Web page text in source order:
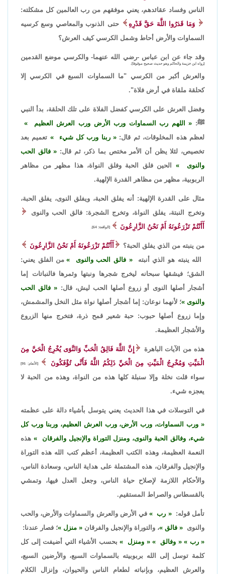
الناس وفساد عقائدهم، يعني موفقهم من رب العالمين كل مشكلته:
وَمَا قَدَرُوا اللَّهَ حَقَّ قَدْرِهِ
حتى الذنوب والمعاصي وسع كرسيه
السماوات والأرض أحاط وشمل الكرسي كيف العرش؟
وقد جاء عن ابن عباس -رضي الله عنهما- والكرسي موضع القدمين
[رواه ابن خزيمة والحاكم وهو حديث صحيح موقوفا].
والعرش أكبر من الكرسي "ما السماوات السبع في الكرسي إلا
كحلقة ملقاة في أرض فلاة".
وفضل العرش على الكرسي كفضل الفلاة على تلك الحلقة، بدأ النبي
ﷺ:
اللهم رب السماوات ورب الأرض ورب العرش العظيم
لعظم هذه المخلوقات، ثم قال:
ربنا ورب كل شيء
تعميم بعد
تخصيص، لئلا يظن أن الأمر مختص بما ذكر، ثم قال:
فالق الحب
والنوى
الحين فلق الحبة وفلق النواة، هذا مظهر من مظاهر
الربوبية، مظهر من مظاهر القدرة الإلهية.
مثال على القدرة الإلهية: أنه يفلق الحبة، ويفلق النوى، يفلق الحبة،
وتخرج النبتة، يفلق النواة، وتخرج الشجرة: فالق الحب والنوى
أَأَنْتُمْ ‌تَزْرَعُونَهُ ‌أَمْ ‌نَحْنُ ‌الزَّارِعُونَ
[الواقعة: 64].
من ينبته من الذي يفلق الحبة؟
أَأَنْتُمْ ‌تَزْرَعُونَهُ ‌أَمْ ‌نَحْنُ ‌الزَّارِعُونَ
الله ينبته هو الذي أنبته
فالق الحب والنوى
من الفلق يعني:
الشق؛ فيشقها سبحانه ليخرج شجرها ونبتها وثمرها فالنباتات إما
أشجار أصلها النوى أو زروع أصلها الحب ليش، قال:
فالق الحب
والنوى ؛ لأنهما نوعان: إما أشجار أصلها نواة مثل النخل والمشمش،
وإما زروع أصلها حبوب: حبة شعير قمح ذرة، فتخرج منها الزروع
والأشجار العظيمة.
هذه من الآيات الباهرة
إِنَّ اللَّهَ ‌فَالِقُ ‌الْحَبِّ ‌وَالنَّوَى يُخْرِجُ الْحَيَّ مِنَ
الْمَيِّتِ وَمُخْرِجُ الْمَيِّتِ مِنَ الْحَيِّ ذَلِكُمُ اللَّهُ فَأَنَّى تُؤْفَكُونَ
[الأنعام: 95]
سواء قلت نخلة وإلا سنبلة كلها هذه من النواة، وهذه من الحبة لا
يعجزه شيء.
في التوسلات في هذا الحديث يعني يتوسل بأشياء دالة على عظمته
ورب السماوات، ورب الأرض، ورب العرش العظيم، وربنا ورب كل
شيء، وفالق الحبة والنوى، ومنزل التوراة والإنجيل والفرقان
هذه
النعمة العظيمة، وهذه الكتب العظيمة، أعظم كتب الله هذه التوراة
والإنجيل والفرقان، هذه المشتملة على هداية الناس، وسعادة الناس،
والأحكام اللازمة لإصلاح حياة الناس، وجعل العدل فيها، وتمشي
بالقسطاس والصراط المستقيم.
تأمل قوله: رب
في الأرض والعرش والسماوات والأرض، والحب
والنوى
فالق ، والتوراة والإنجيل والفرقان منزل
؛ فصار عندنا:
رب
وفالق ومنزل
بحسب الأشياء التي أضيفت إلى كل
كلمة توسل إلى الله بربوبيته بالسماوات السبع، والأرضين السبع،
والعرش العظيم، وبإنباته لطعام الناس والحيوان، وإنزال الكلام